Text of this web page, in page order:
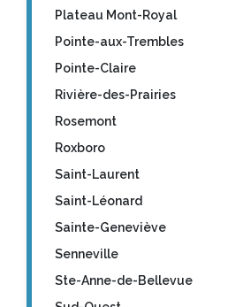
Plateau Mont-Royal
Pointe-aux-Trembles
Pointe-Claire
Rivière-des-Prairies
Rosemont
Roxboro
Saint-Laurent
Saint-Léonard
Sainte-Geneviève
Senneville
Ste-Anne-de-Bellevue